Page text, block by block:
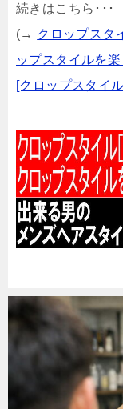
続きはこちら･･･
(→ クロップスタ
ップスタイルを
[クロップスタイ